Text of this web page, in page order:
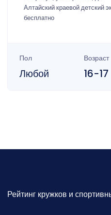
Алтайский краевой детский
бесплатно
Пол
Любой
Возраст
16-17
Рейтинг кружков и